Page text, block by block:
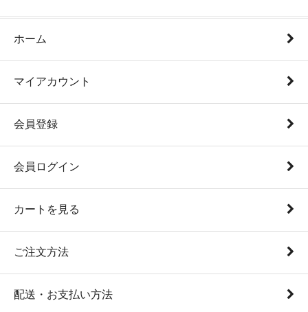
ホーム
マイアカウント
会員登録
会員ログイン
カートを見る
ご注文方法
配送・お支払い方法